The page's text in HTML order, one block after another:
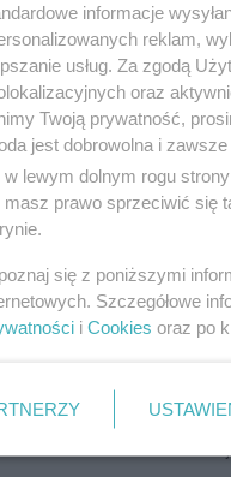
być powielany i
w Internecie bez pisemnej
informacje
reklam,
usług. Za zgodą
oraz
Twoją prywatność,
jest dobrowolna i
w lewym dolnym rogu strony
masz prawo sprzeciwić się
się z poniższymi
Szczegółowe
i Cookies oraz po